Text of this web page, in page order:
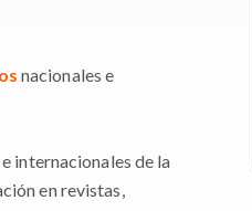
nacionales e
internacionales de la
en revistas,